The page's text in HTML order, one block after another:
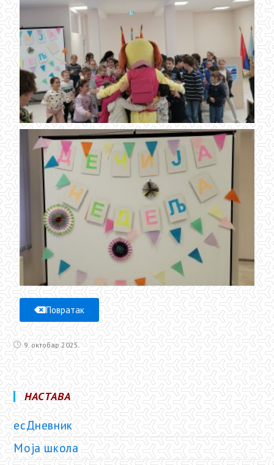
Повратак
9. октобар 2025.
НАСТАВА
есДневник
Моја школа